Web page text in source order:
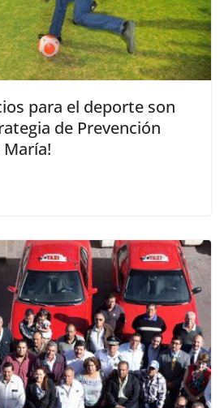
para el deporte son
de Prevención
María!